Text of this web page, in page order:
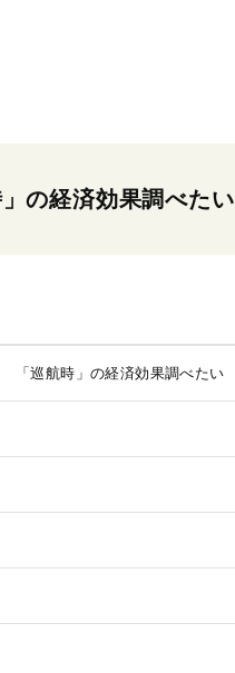
の経済効果調べたい
巡航時」の経済効果調べたい